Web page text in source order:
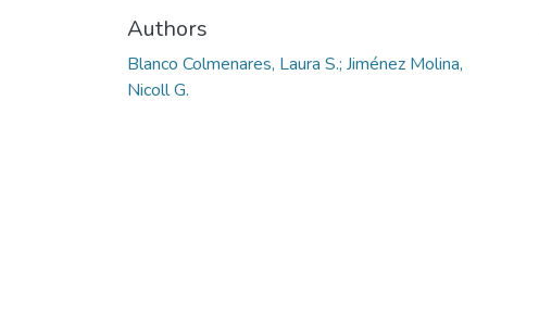
Authors
Blanco Colmenares, Laura S.; Jiménez Molina,
Nicoll G.